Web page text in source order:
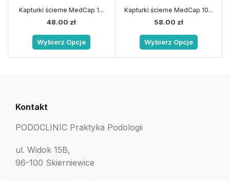
Kapturki ścierne MedCap 1...
48.00 zł
Wybierz Opcje
Kapturki ścierne MedCap 10...
58.00 zł
Wybierz Opcje
Kontakt
PODOCLINIC Praktyka Podologii
ul. Widok 15B,
96-100 Skierniewice